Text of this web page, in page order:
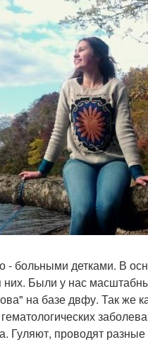
- больными детками. В
Были у нас
на базе двфу. Так же
Гуляют, проводят разные